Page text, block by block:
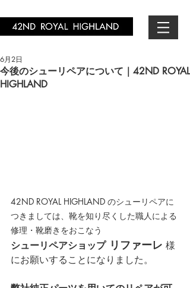
今後のシューリペアについて｜42ND ROYAL
HIGHLAND
6月2日
42ND ROYAL HIGHLAND のシューリペアに
つきましては、靴を知り尽くした職人による
修理・靴磨きをおこなう
シューリペアショップ リファーレ 様
にお願いすることになりました。